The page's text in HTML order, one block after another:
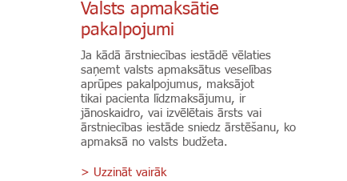
Valsts apmaksātie
pakalpojumi
Ja kādā ārstniecības iestādē vēlaties
saņemt valsts apmaksātus veselības
aprūpes pakalpojumus, maksājot
tikai pacienta līdzmaksājumu, ir
jānoskaidro, vai izvēlētais ārsts vai
ārstniecības iestāde sniedz ārstēšanu, ko
apmaksā no valsts budžeta.
> Uzzināt vairāk